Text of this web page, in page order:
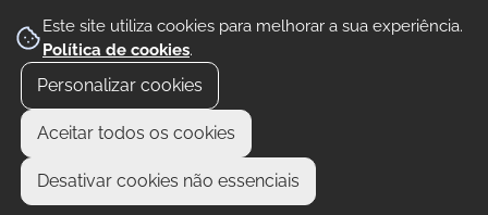
Este site utiliza cookies para melhorar a sua experiência.
Política de cookies.
Personalizar cookies
Aceitar todos os cookies
Desativar cookies não essenciais